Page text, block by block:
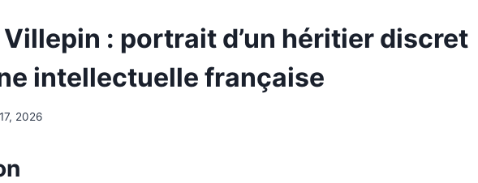
Villepin : portrait d’un héritier discret
intellectuelle française
2026